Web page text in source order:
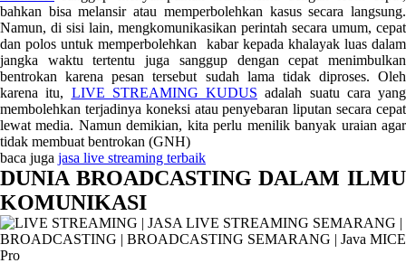
bahkan bisa melansir atau memperbolehkan kasus secara langsung.
Namun, di sisi lain, mengkomunikasikan perintah secara umum, cepat
dan polos untuk memperbolehkan kabar kepada khalayak luas dalam
jangka waktu tertentu juga sanggup dengan cepat menimbulkan
bentrokan karena pesan tersebut sudah lama tidak diproses. Oleh
karena itu, LIVE STREAMING KUDUS adalah suatu cara yang
membolehkan terjadinya koneksi atau penyebaran liputan secara cepat
lewat media. Namun demikian, kita perlu menilik banyak uraian agar
tidak membuat bentrokan (GNH)
baca juga jasa live streaming terbaik
DUNIA BROADCASTING DALAM ILMU
KOMUNIKASI